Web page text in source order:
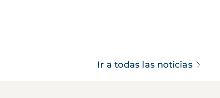
Ir a todas las noticias